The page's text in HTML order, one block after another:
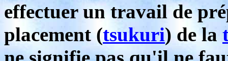
effectuer un travail de
placement (tsukuri) de la